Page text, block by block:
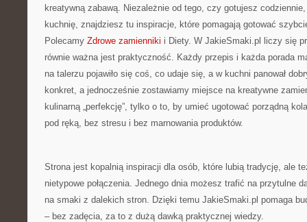
kreatywną zabawą. Niezależnie od tego, czy gotujesz
kuchnię, znajdziesz tu inspiracje, które pomagają gotować
Polecamy Zdrowe zamienniki i Diety. W JakieSmaki.pl liczy się
równie ważna jest praktyczność. Każdy przepis i każda porada
na talerzu pojawiło się coś, co udaje się, a w kuchni panował
konkret, a jednocześnie zostawiamy miejsce na kreatywne
kulinarną „perfekcję”, tylko o to, by umieć ugotować porządną
pod ręką, bez stresu i bez marnowania produktów.
Strona jest kopalnią inspiracji dla osób, które lubią tradycję, ale
nietypowe połączenia. Jednego dnia możesz trafić na przytulne
na smaki z dalekich stron. Dzięki temu JakieSmaki.pl pomaga
– bez zadęcia, za to z dużą dawką praktycznej wiedzy.